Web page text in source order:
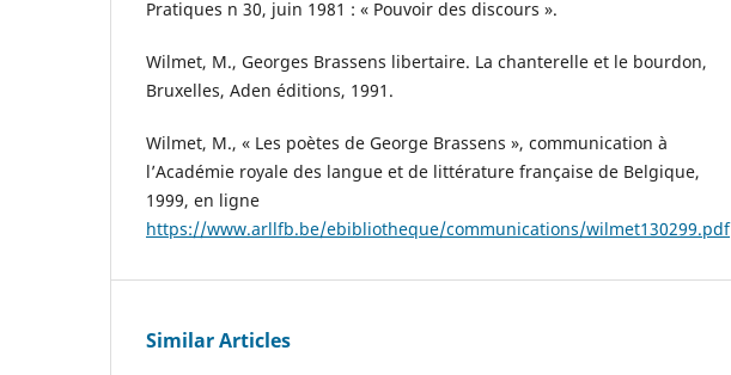
Pratiques n 30, juin 1981 : « Pouvoir des discours ».
Wilmet, M., Georges Brassens libertaire. La chanterelle et le bourdon,
Bruxelles, Aden éditions, 1991.
Wilmet, M., « Les poètes de George Brassens », communication à
l’Académie royale des langue et de littérature française de Belgique,
1999, en ligne
https://www.arllfb.be/ebibliotheque/communications/wilmet130299.pdf
Similar Articles